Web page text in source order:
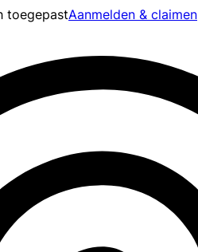
toegepastAanmelden & claimen